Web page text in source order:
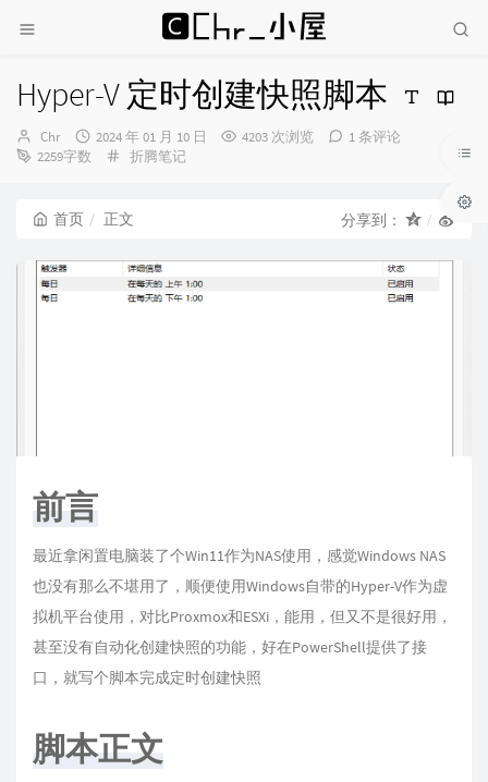
Hyper-V 定时创建快照脚本
博
主：
Chr
发
布
2024 年 01 月 10 日 4203 次浏览
1 条评论
2259字数
分
折腾笔记
首页 正文 分享到：
前言
最近拿闲置电脑装了个Win11作为NAS使用，感觉Windows NAS
也没有那么不堪用了，顺便使用Windows自带的Hyper-V作为虚
拟机平台使用，对比Proxmox和ESXi，能用，但又不是很好用，
甚至没有自动化创建快照的功能，好在PowerShell提供了接
口，就写个脚本完成定时创建快照
脚本正文